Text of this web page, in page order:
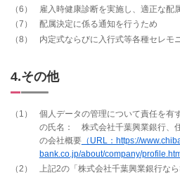
6
雇入時健康診断を実施し、適正な配
7
配属決定に係る通知を行うため
8
内定式ならびに入行式等各種セレモ
4.その他
1
個人データの管理について責任を有
の氏名： 株式会社千葉興業銀行、
の会社概要（URL：https://
bank.co.jp/about/company/
2
上記2の「株式会社千葉興業銀行な